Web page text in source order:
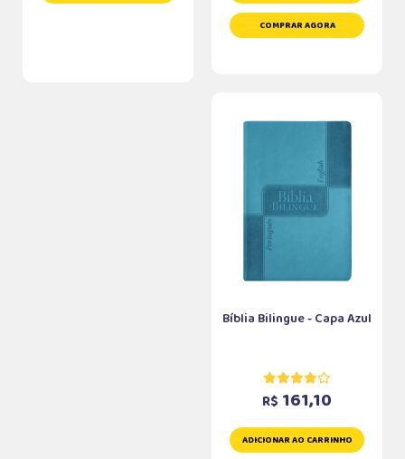
COMPRAR AGORA
Bíblia Bilingue - Capa Azul
R$ 161,10
ADICIONAR AO CARRINHO